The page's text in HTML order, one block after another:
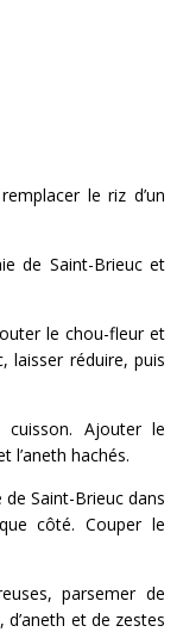
le riz d’un
de Saint-Brieuc et
le chou-fleur et
laisser réduire, puis
Ajouter le
l’aneth hachés.
de Saint-Brieuc dans
côté. Couper le
parsemer de
et de zestes